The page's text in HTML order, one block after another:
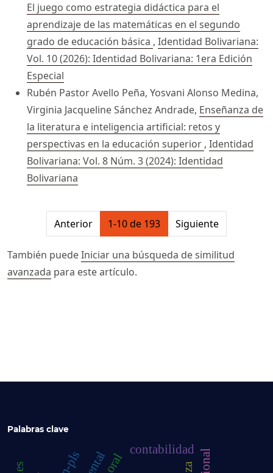
El juego como estrategia didáctica para el
aprendizaje de las matemáticas en el segundo
grado de educación básica , Identidad Bolivariana:
Vol. 10 (2026): Identidad Bolivariana: 1era Edición
Especial
Rubén Pastor Avello Peña, Yosvani Alonso Medina,
Virginia Jacqueline Sánchez Andrade, Enseñanza de
la literatura e inteligencia artificial: retos y
perspectivas en la educación superior , Identidad
Bolivariana: Vol. 8 Núm. 3 (2024): Identidad
Bolivariana
##issue.pagination##
Anterior 1-10 de 193 Siguiente
También puedeIniciar una búsqueda de similitud
avanzada para este artículo.
Palabras clave
contabilidad